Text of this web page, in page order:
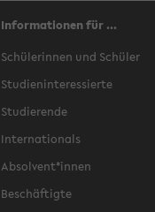
Informationen für ...
Schülerinnen und Schüler
Studieninteressierte
Studierende
Internationals
Absolvent*innen
Beschäftigte